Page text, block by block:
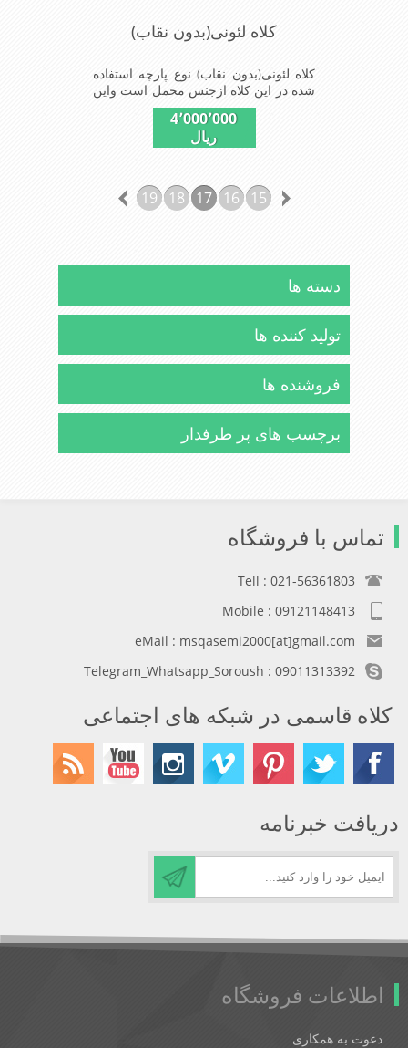
کلاه لئونی(بدون نقاب)
کلاه لئونی(بدون نقاب) نوع پارچه استفاده
شده در این کلاه ازجنس مخمل است واین
کلاه بدون نقاب است ومدل کلاهی که
افرادخاص می پسندند شیک و مناسب
افراد خوش پوش جنس عالی ,دوخت
4٬000٬000
ریال
15
16
17
18
19
دسته ها
تولید کننده ها
فروشنده ها
برچسب های پر طرفدار
تماس با فروشگاه
Tell : 021-56361803
Mobile : 09121148413
eMail : msqasemi2000[at]gmail.com
Telegram_Whatsapp_Soroush : 09011313392
کلاه قاسمی در شبکه های اجتماعی
دریافت خبرنامه
اطلاعات فروشگاه
دعوت به همکاری